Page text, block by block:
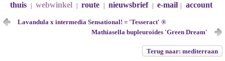
thuis webwinkel route nieuwsbrief e-mail account
Lavandula x intermedia Sensational! = 'Tesseract' ®
Mathiasella bupleuroides 'Green Dream'
Terug naar: mediterraan